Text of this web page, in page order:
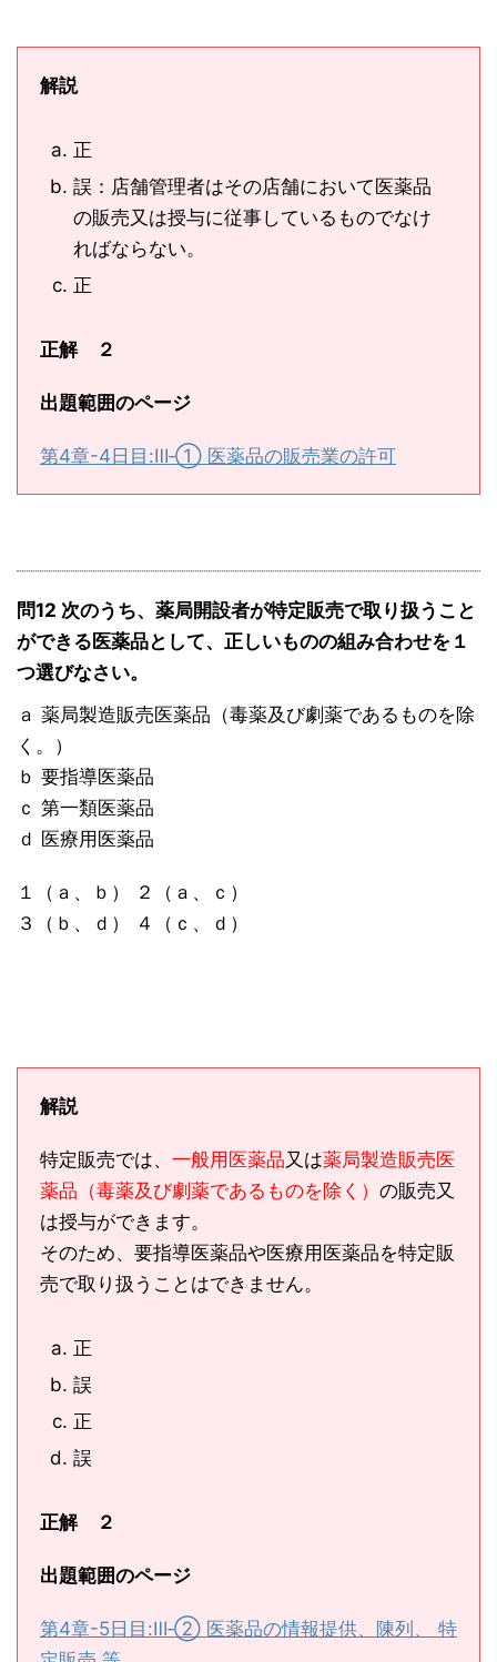
解説
正
誤：店舗管理者はその店舗において医薬品
の販売又は授与に従事しているものでなけ
ればならない。
正
正解 ２
出題範囲のページ
第4章-4日目:Ⅲ‐① 医薬品の販売業の許可
問12 次のうち、薬局開設者が特定販売で取り扱うこと
ができる医薬品として、正しいものの組み合わせを１
つ選びなさい。
ａ 薬局製造販売医薬品（毒薬及び劇薬であるものを除
く。）
ｂ 要指導医薬品
ｃ 第一類医薬品
ｄ 医療用医薬品
１（ａ、ｂ） ２（ａ、ｃ）
３（ｂ、ｄ） ４（ｃ、ｄ）
解説
特定販売では、 一般用医薬品又は薬局製造販売医
薬品（毒薬及び劇薬であるものを除く） の販売又
は授与ができます。
そのため、要指導医薬品や医療用医薬品を特定販
売で取り扱うことはできません。
正
誤
正
誤
正解 ２
出題範囲のページ
第4章-5日目:Ⅲ‐② 医薬品の情報提供、陳列、 特